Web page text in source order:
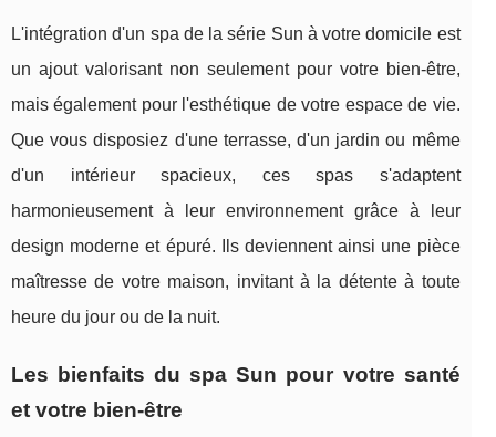
L'intégration d'un spa de la série Sun à votre domicile est
un ajout valorisant non seulement pour votre bien-être,
mais également pour l'esthétique de votre espace de vie.
Que vous disposiez d'une terrasse, d'un jardin ou même
d'un intérieur spacieux, ces spas s'adaptent
harmonieusement à leur environnement grâce à leur
design moderne et épuré. Ils deviennent ainsi une pièce
maîtresse de votre maison, invitant à la détente à toute
heure du jour ou de la nuit.
Les bienfaits du spa Sun pour votre santé
et votre bien-être